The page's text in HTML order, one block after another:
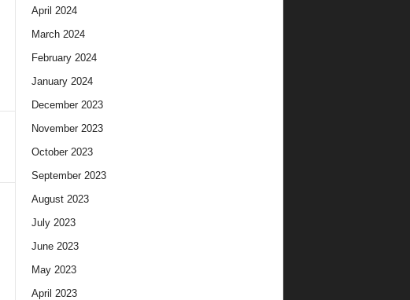
April 2024
March 2024
February 2024
January 2024
December 2023
November 2023
October 2023
September 2023
August 2023
July 2023
June 2023
May 2023
April 2023